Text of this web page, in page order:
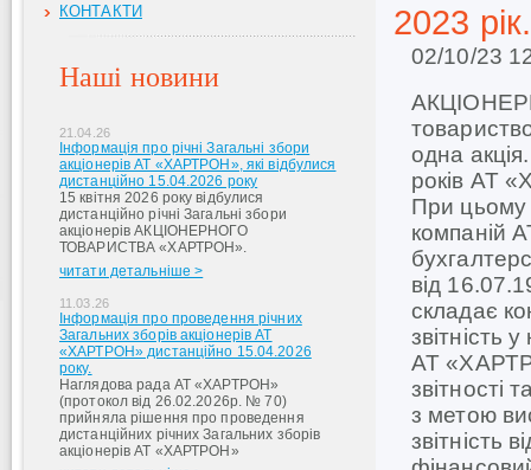
КОНТАКТИ
Наші новини
21.04.26
Інформація про річні Загальні збори
акціонерів АТ «ХАРТРОН», які відбулися
дистанційно 15.04.2026 року
15 квітня 2026 року відбулися
дистанційно річні Загальні збори
акціонерів АКЦІОНЕРНОГО
ТОВАРИСТВА «ХАРТРОН».
читати детальніше >
11.03.26
Інформація про проведення річних
Загальних зборів акціонерів АТ
«ХАРТРОН» дистанційно 15.04.2026
року.
Наглядова рада АТ «ХАРТРОН»
(протокол від 26.02.2026р. № 70)
прийняла рішення про проведення
дистанційних річних Загальних зборів
акціонерів АТ «ХАРТРОН»
2023 рік.
02/10/23
одна
років АТ
При цьому
компаній
від
складає
звітність
АТ
звітності
з метою
звітність